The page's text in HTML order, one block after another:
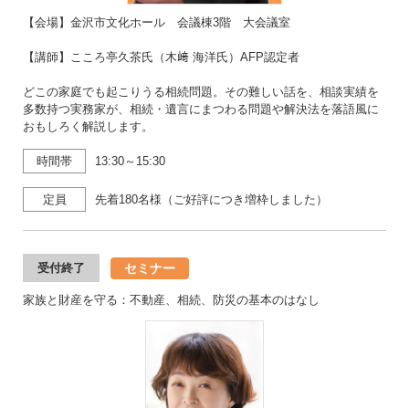
【会場】金沢市文化ホール 会議棟3階 大会議室
【講師】こころ亭久茶氏（木﨑 海洋氏）AFP認定者
どこの家庭でも起こりうる相続問題。その難しい話を、相談実績を
多数持つ実務家が、相続・遺言にまつわる問題や解決法を落語風に
おもしろく解説します。
時間帯 13:30～15:30
定員 先着180名様（ご好評につき増枠しました）
受付終了 セミナー
家族と財産を守る：不動産、相続、防災の基本のはなし